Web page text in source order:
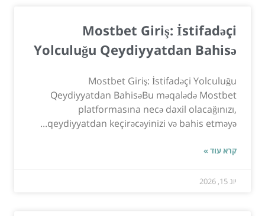
Mostbet Giriş: İstifadəçi
Yolculuğu Qeydiyyatdan Bahisə
Mostbet Giriş: İstifadəçi Yolculuğu
Qeydiyyatdan BahisəBu məqalədə Mostbet
platformasına necə daxil olacağınızı,
qeydiyyatdan keçirəcəyinizi və bahis etməyə...
קרא עוד »
יונ 15, 2026